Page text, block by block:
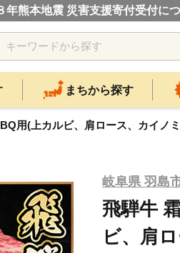
年熊本地震 災害支援寄付受付に
まちから探す
用(上カルビ、肩ロース、カイノ
岐阜県 羽島
飛騨牛
ビ、肩